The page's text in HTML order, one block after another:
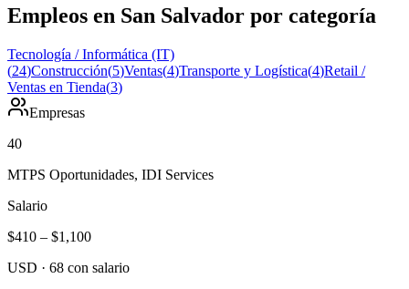
Empleos en San Salvador por categoría
Tecnología / Informática (IT)
(24)Construcción(5)Ventas(4)Transporte y Logística(4)Retail /
Ventas en Tienda(3)
Empresas
40
MTPS Oportunidades, IDI Services
Salario
$410 – $1,100
USD · 68 con salario